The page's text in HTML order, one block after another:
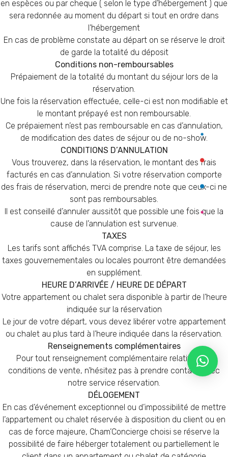
en espèces ou par cheque ( selon le type d’hébergement ) que
sera redonnée au moment du départ si tout en ordre dans
l’hébergement
En cas de problème constate au départ on se réserve le droit
de garde la totalité du déposit
Conditions non-remboursables
Prépaiement de la totalité du montant du séjour lors de la
réservation.
Une fois la réservation effectuée, celle-ci est non modifiable et
le montant prépayé est non remboursable.
Ce prépaiement n’est pas remboursable en cas d’annulation,
de modification des dates de séjour ou de no-show.
CONDITIONS D’ANNULATION
Vous trouverez, dans la réservation, le montant des frais
facturés en cas d’annulation. Si votre réservation comporte
des frais de réservation, merci de prendre note que ceux-ci ne
sont pas remboursables.
Il est conseillé d’annuler aussitôt que possible une fois que la
cause de l’annulation est survenue.
TAXES
Les tarifs sont affichés TVA comprise. La taxe de séjour, les
taxes gouvernementales ou locales pourront être demandées
en supplément.
HEURE D’ARRIVÉE / HEURE DE DÉPART
Votre appartement ou chalet sera disponible à partir de l’heure
indiquée sur la réservation
Le jour de votre départ, vous devez libérer votre appartement
ou chalet au plus tard à l’heure indiquée dans la réservation.
Renseignements complémentaires
Pour tout renseignement complémentaire relatif à nos
conditions de vente, n’hésitez pas à prendre contact avec
notre service réservation.
DÉLOGEMENT
En cas d’événement exceptionnel ou d’impossibilité de mettre
l’appartement ou chalet réservée à disposition du client ou en
cas de force majeure, Cham’Concierge choisi se réserve la
possibilité de faire héberger totalement ou partiellement le